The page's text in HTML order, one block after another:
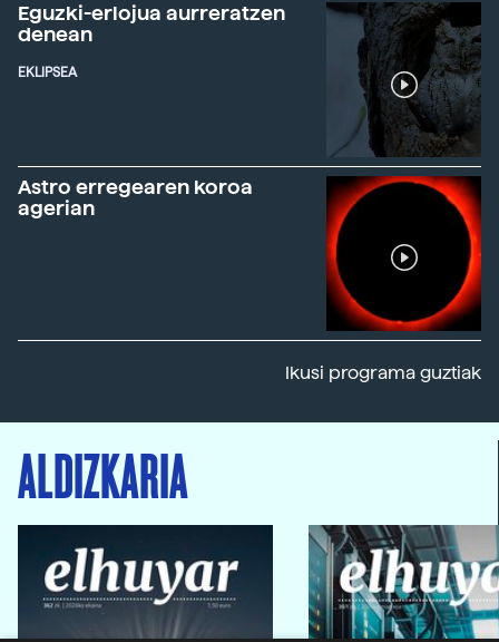
Eguzki-erlojua aurreratzen
denean
EKLIPSEA
Astro erregearen koroa
agerian
Ikusi programa guztiak
ALDIZKARIA